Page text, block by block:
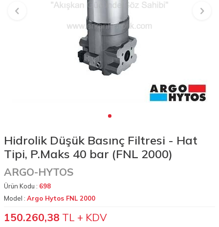
Hidrolik Düşük Basınç Filtresi - Hat
Tipi, P.Maks 40 bar (FNL 2000)
ARGO-HYTOS
Ürün Kodu : 698
Model : Argo Hytos FNL 2000
150.260,38 TL + KDV